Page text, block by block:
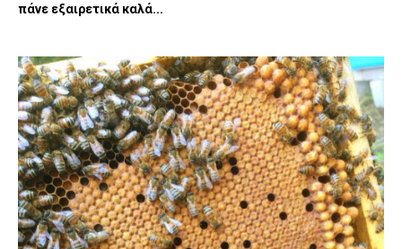
πάνε εξαιρετικά καλά...